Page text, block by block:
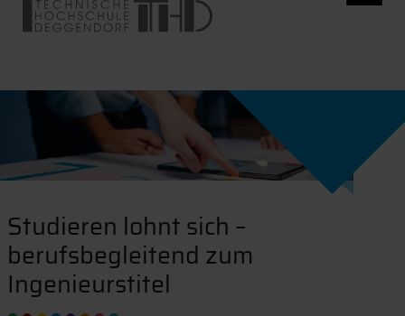
Studieren lohnt sich –
berufsbegleitend zum
Ingenieurstitel